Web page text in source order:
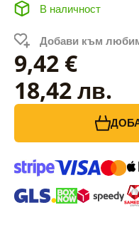
В наличност
Добави към
9,42 €
18,42 лв.